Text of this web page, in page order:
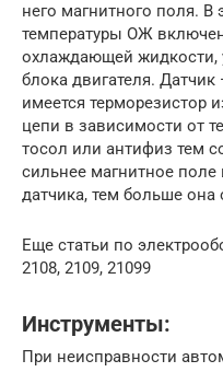
него магнитного поля. В
температуры ОЖ
охлаждающей жидкости,
блока двигателя. Датчик
имеется терморезистор
цепи в зависимости от
тосол или антифиз тем
сильнее магнитное
датчика, тем больше она
Еще статьи по
2108, 2109, 21099
Инструменты:
При неисправности